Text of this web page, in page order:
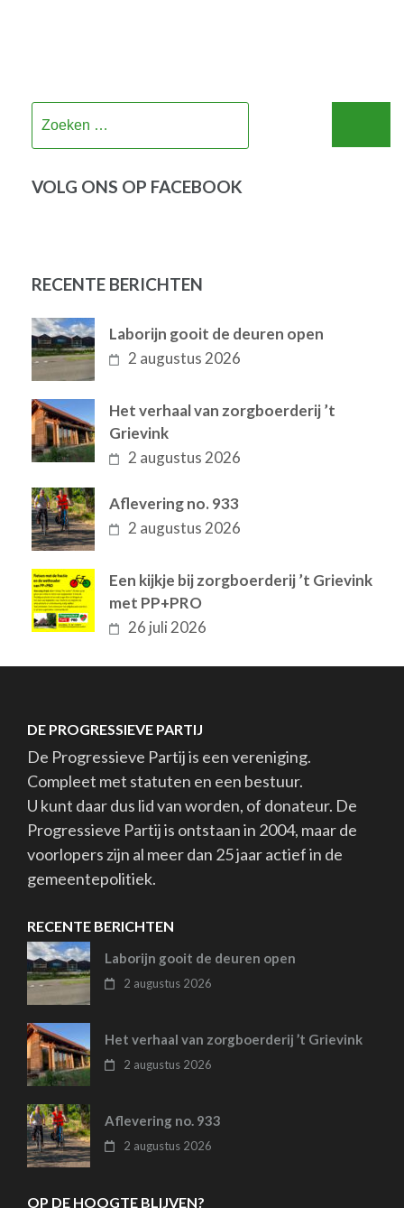
VOLG ONS OP FACEBOOK
RECENTE BERICHTEN
Laborijn gooit de deuren open
2 augustus 2026
Het verhaal van zorgboerderij ’t
Grievink
2 augustus 2026
Aflevering no. 933
2 augustus 2026
Een kijkje bij zorgboerderij ’t Grievink
met PP+PRO
26 juli 2026
DE PROGRESSIEVE PARTIJ
De Progressieve Partij is een vereniging.
Compleet met statuten en een bestuur.
U kunt daar dus lid van worden, of donateur. De
Progressieve Partij is ontstaan in 2004, maar de
voorlopers zijn al meer dan 25 jaar actief in de
gemeentepolitiek.
RECENTE BERICHTEN
Laborijn gooit de deuren open
2 augustus 2026
Het verhaal van zorgboerderij ’t Grievink
2 augustus 2026
Aflevering no. 933
2 augustus 2026
OP DE HOOGTE BLIJVEN?